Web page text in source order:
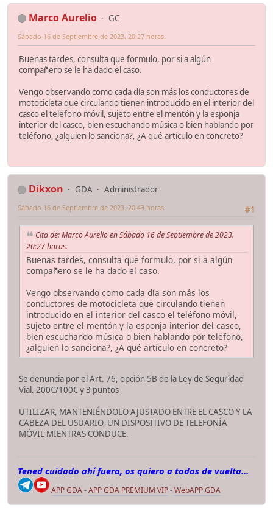
Marco Aurelio GC
Sábado 16 de Septiembre de 2023. 20:27 horas.
Buenas tardes, consulta que formulo, por si a algún
compañero se le ha dado el caso.
Vengo observando como cada día son más los conductores de
motocicleta que circulando tienen introducido en el interior del
casco el teléfono móvil, sujeto entre el mentón y la esponja
interior del casco, bien escuchando música o bien hablando por
teléfono, ¿alguien lo sanciona?, ¿A qué artículo en concreto?
Dikxon GDA
Administrador
#1
Sábado 16 de Septiembre de 2023. 20:43 horas.
Cita de: Marco Aurelio en Sábado 16 de Septiembre de 2023.
20:27 horas.
Buenas tardes, consulta que formulo, por si a algún
compañero se le ha dado el caso.
Vengo observando como cada día son más los
conductores de motocicleta que circulando tienen
introducido en el interior del casco el teléfono móvil,
sujeto entre el mentón y la esponja interior del casco,
bien escuchando música o bien hablando por teléfono,
¿alguien lo sanciona?, ¿A qué artículo en concreto?
Se denuncia por el Art. 76, opción 5B de la Ley de Seguridad
Vial. 200€/100€ y 3 puntos
UTILIZAR, MANTENIÉNDOLO AJUSTADO ENTRE EL CASCO Y LA
CABEZA DEL USUARIO, UN DISPOSITIVO DE TELEFONÍA
MÓVIL MIENTRAS CONDUCE.
Tened cuidado ahí fuera, os quiero a todos de vuelta...
APP GDA-APP GDA PREMIUM VIP-WebAPP GDA